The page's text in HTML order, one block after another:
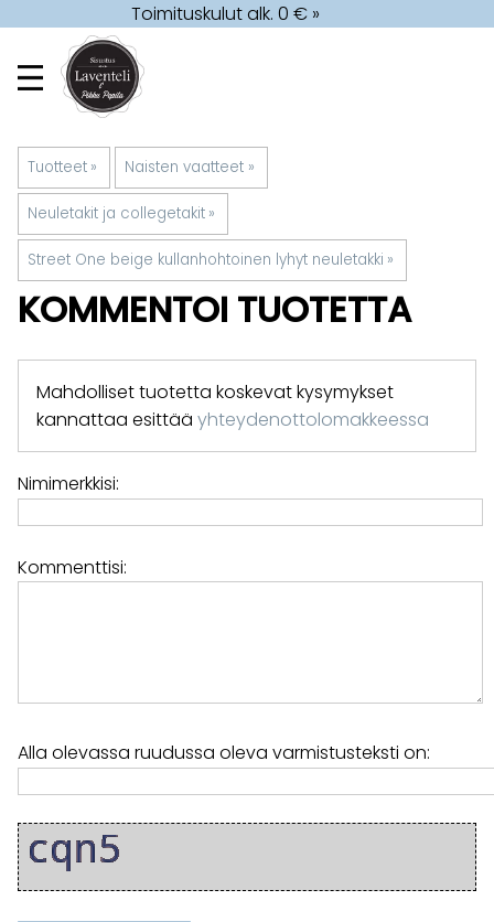
Toimituskulut alk. 0 € »
Tuotteet ‪» Naisten vaatteet ‪»
Neuletakit ja collegetakit ‪»
Street One beige kullanhohtoinen lyhyt neuletakki ‪»
KOMMENTOI TUOTETTA
Mahdolliset tuotetta koskevat kysymykset
kannattaa esittää yhteydenottolomakkeessa
Nimimerkkisi:
Kommenttisi:
Alla olevassa ruudussa oleva varmistusteksti on: